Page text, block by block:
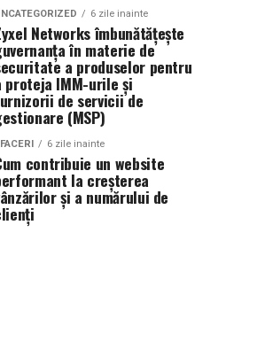
6 zile inainte
Networks îmbunătățește
în materie de
a produselor pentru
proteja IMM-urile și
de servicii de
(MSP)
6 zile inainte
contribuie un website
la creșterea
și a numărului de